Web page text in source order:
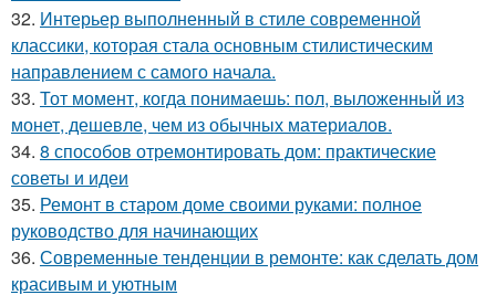
32. Интерьер выполненный в стиле современной
классики, которая стала основным стилистическим
направлением с самого начала.
33. Тот момент, когда понимаешь: пол, выложенный из
монет, дешевле, чем из обычных материалов.
34. 8 способов отремонтировать дом: практические
советы и идеи
35. Ремонт в старом доме своими руками: полное
руководство для начинающих
36. Современные тенденции в ремонте: как сделать дом
красивым и уютным